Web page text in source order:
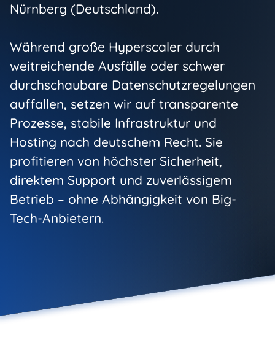
Nürnberg (Deutschland).
Während große Hyperscaler durch
weitreichende Ausfälle oder schwer
durchschaubare Datenschutzregelungen
auffallen, setzen wir auf transparente
Prozesse, stabile Infrastruktur und
Hosting nach deutschem Recht. Sie
profitieren von höchster Sicherheit,
direktem Support und zuverlässigem
Betrieb – ohne Abhängigkeit von Big-
Tech-Anbietern.